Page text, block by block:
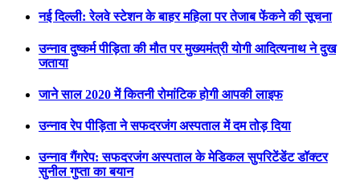
नई दिल्ली: रेलवे स्टेशन के बाहर महिला पर तेजाब फेंकने की सूचना
उन्नाव दुष्कर्म पीड़िता की मौत पर मुख्यमंत्री योगी आदित्यनाथ ने दुख
जताया
जाने साल 2020 में कितनी रोमांटिक होगी आपकी लाइफ
उन्नाव रेप पीड़िता ने सफदरजंग अस्पताल में दम तोड़ दिया
उन्नाव गैंगरेप: सफदरजंग अस्पताल के मेडिकल सुपरिटेंडेंट डॉक्टर
सुनील गुप्ता का बयान